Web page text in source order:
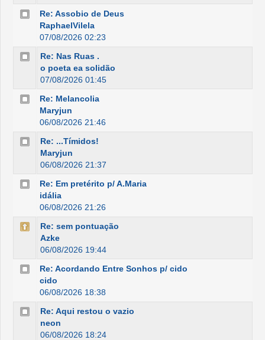
Re: Assobio de Deus
RaphaelVilela
07/08/2026 02:23
Re: Nas Ruas .
o poeta ea solidão
07/08/2026 01:45
Re: Melancolia
Maryjun
06/08/2026 21:46
Re: ...Tímidos!
Maryjun
06/08/2026 21:37
Re: Em pretérito p/ A.Maria
idália
06/08/2026 21:26
Re: sem pontuação
Azke
06/08/2026 19:44
Re: Acordando Entre Sonhos p/ cido
cido
06/08/2026 18:38
Re: Aqui restou o vazio
neon
06/08/2026 18:24